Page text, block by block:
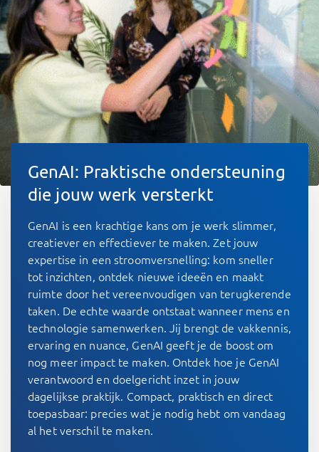
GenAI: Praktische ondersteuning
die jouw werk versterkt
GenAI is een krachtige kans om je werk slimmer,
creatiever en effectiever te maken. Zet jouw
expertise in een stroomversnelling: kom sneller
tot inzichten, ontdek nieuwe ideeën en maakt
ruimte door het vereenvoudigen van terugkerende
taken. De echte waarde ontstaat wanneer mens en
technologie samenwerken. Jij brengt de vakkennis,
ervaring en nuance, GenAI geeft je de boost om
nog meer impact te maken. Ontdek hoe je GenAI
verantwoord en doelgericht inzet in jouw
dagelijkse praktijk. Compact, praktisch en direct
toepasbaar: precies wat je nodig hebt om vandaag
al het verschil te maken.